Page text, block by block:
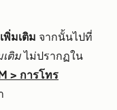
เพิ่มเติม จากนั้นไปที่
เติมไม่ปรากฏใน
> การโทร